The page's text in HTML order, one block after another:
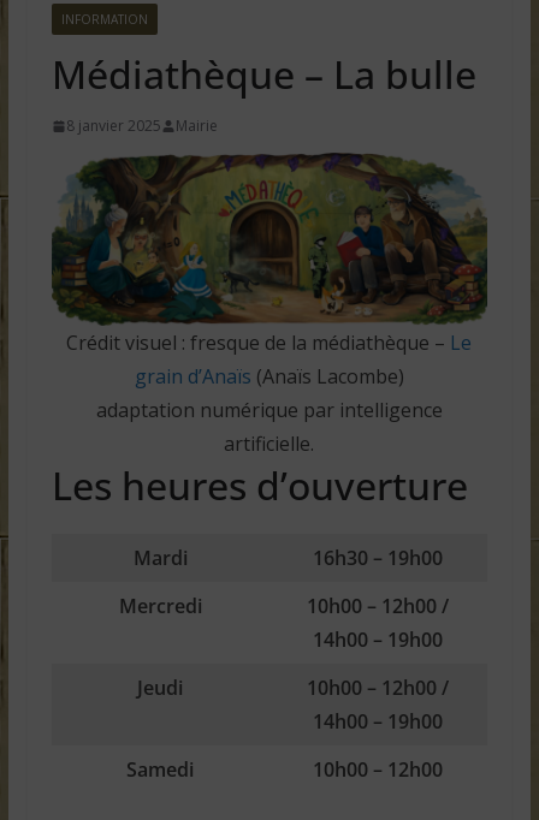
INFORMATION
Médiathèque – La bulle
8 janvier 2025 Mairie
Crédit visuel : fresque de la médiathèque – Le
grain d’Anaïs (Anaïs Lacombe)
adaptation numérique par intelligence
artificielle.
Les heures d’ouverture
Mardi
16h30 – 19h00
Mercredi
10h00 – 12h00 /
14h00 – 19h00
Jeudi
10h00 – 12h00 /
14h00 – 19h00
Samedi
10h00 – 12h00